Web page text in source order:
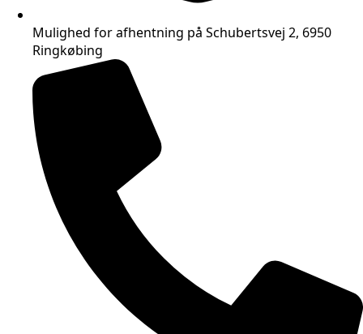
Mulighed for afhentning på Schubertsvej 2, 6950
Ringkøbing